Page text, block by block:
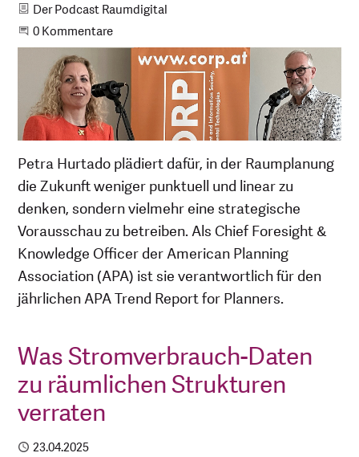
Kategorie
Der Podcast Raumdigital
Beginne eine Unterhaltung
0 Kommentare
Petra Hurtado plädiert dafür, in der Raumplanung
die Zukunft weniger punktuell und linear zu
denken, sondern vielmehr eine strategische
Vorausschau zu betreiben. Als Chief Foresight &
Knowledge Officer der American Planning
Association (APA) ist sie verantwortlich für den
jährlichen APA Trend Report for Planners.
Was Stromverbrauch-Daten
zu räumlichen Strukturen
verraten
Publiziert
23.04.2025